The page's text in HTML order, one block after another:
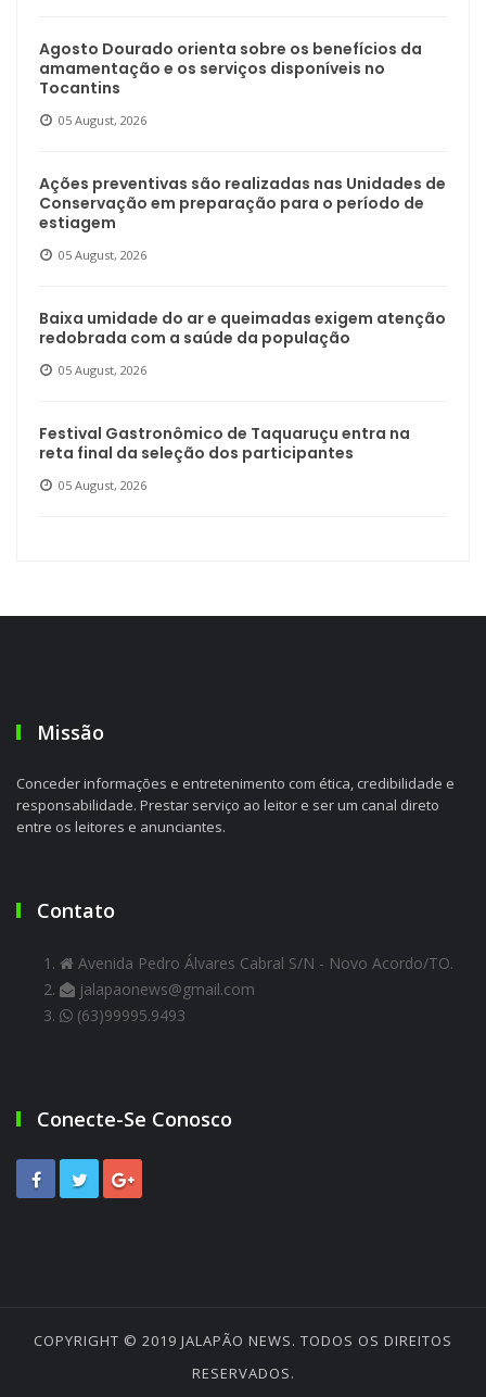
Agosto Dourado orienta sobre os benefícios da
amamentação e os serviços disponíveis no
Tocantins
05 August, 2026
Ações preventivas são realizadas nas Unidades de
Conservação em preparação para o período de
estiagem
05 August, 2026
Baixa umidade do ar e queimadas exigem atenção
redobrada com a saúde da população
05 August, 2026
Festival Gastronômico de Taquaruçu entra na
reta final da seleção dos participantes
05 August, 2026
Missão
Conceder informações e entretenimento com ética, credibilidade e
responsabilidade. Prestar serviço ao leitor e ser um canal direto
entre os leitores e anunciantes.
Contato
Avenida Pedro Álvares Cabral S/N - Novo Acordo/TO.
jalapaonews@gmail.com
(63)99995.9493
Conecte-Se Conosco
COPYRIGHT © 2019 JALAPÃO NEWS. TODOS OS DIREITOS
RESERVADOS.